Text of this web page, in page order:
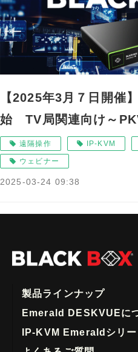
【2025年3月７日開催
始 TV局関連向け～
境で省人化／省スペー
業務の効率向上～ (1)
遠隔操作 IP-KVM
ウェビナー
2025-03-24 09:38
製品ラインナップ
Emerald DESKVUEに
IP-KVM Emeraldシリ